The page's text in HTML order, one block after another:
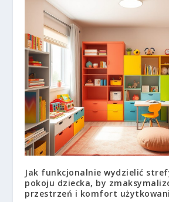
Jak funkcjonalnie wydzielić
pokoju dziecka, by
przestrzeń i komfort